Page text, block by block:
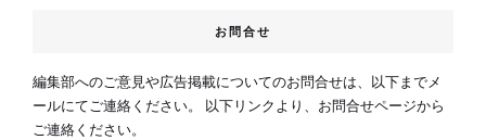
お問合せ
編集部へのご意見や広告掲載についてのお問合せは、以下までメ
ールにてご連絡ください。 以下リンクより、お問合せページから
ご連絡ください。